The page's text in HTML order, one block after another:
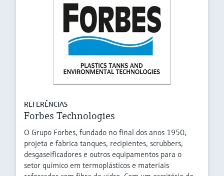
REFERÊNCIAS
Forbes Technologies
O Grupo Forbes, fundado no final dos anos 1950,
projeta e fabrica tanques, recipientes, scrubbers,
desgaseificadores e outros equipamentos para o
setor químico em termoplásticos e materiais